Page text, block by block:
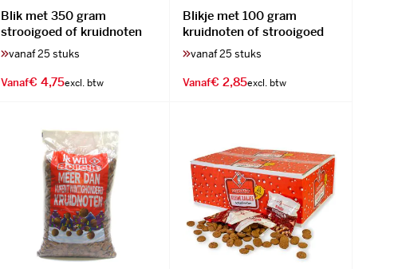
Blik met 350 gram
strooigoed of kruidnoten
vanaf 25 stuks
Vanaf€ 4,75
Blikje met 100 gram
kruidnoten of strooigoed
vanaf 25 stuks
Vanaf€ 2,85